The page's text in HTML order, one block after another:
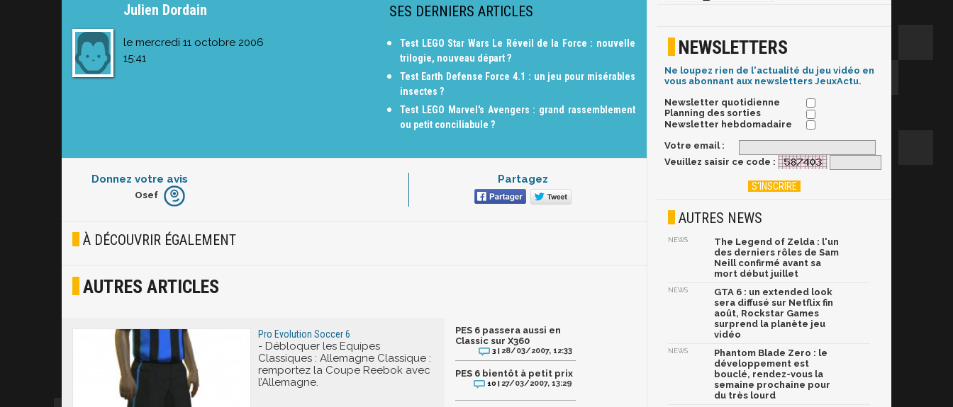
Julien Dordain
le mercredi 11 octobre 2006
15:41
SES DERNIERS ARTICLES
Test LEGO Star Wars Le Réveil de la Force : nouvelle
trilogie, nouveau départ ?
Test Earth Defense Force 4.1 : un jeu pour misérables
insectes ?
Test LEGO Marvel's Avengers : grand rassemblement
ou petit conciliabule ?
Donnez votre avis
Furieux
Joyeux
Osef
Partagez
À DÉCOUVRIR ÉGALEMENT
AUTRES ARTICLES
Pro Evolution Soccer 6
- Débloquer les Equipes
Classiques : Allemagne Classique :
remportez la Coupe Reebok avec
l’Allemagne.
PES 6 passera aussi en
Classic sur X360
3 | 28/03/2007, 12:33
PES 6 bientôt à petit prix
10 | 27/03/2007, 13:29
NEWSLETTERS
Ne loupez rien de l'actualité du jeu vidéo en
vous abonnant aux newsletters JeuxActu.
Newsletter quotidienne
Planning des sorties
Newsletter hebdomadaire
Votre email :
Veuillez saisir ce code :
AUTRES NEWS
NEWS
The Legend of Zelda : l'un
des derniers rôles de Sam
Neill confirmé avant sa
mort début juillet
NEWS
GTA 6 : un extended look
sera diffusé sur Netflix fin
août, Rockstar Games
surprend la planète jeu
vidéo
NEWS
Phantom Blade Zero : le
développement est
bouclé, rendez-vous la
semaine prochaine pour
du très lourd